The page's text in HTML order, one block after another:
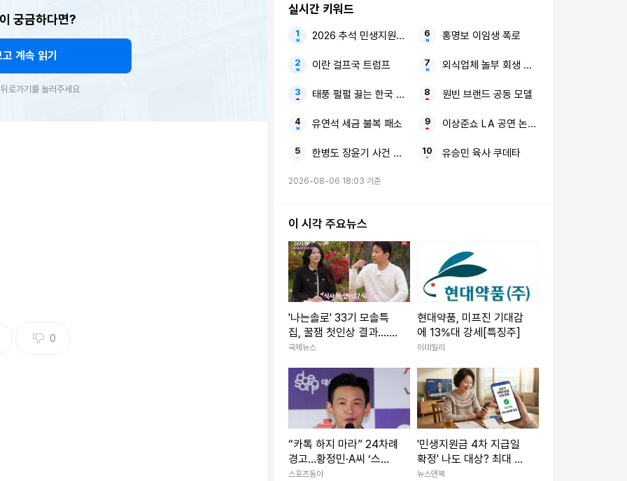
궁금하다면?
계속 읽기
로가기를 눌러주세요
0
실시간 키워드
2026 추석 민생지원금 최대 50만원 4차 지급일
이란 걸프국 트럼프
태풍 펄펄 끓는 한국 절망적인 소식
유연석 세금 불복 패소
한병도 장윤기 사건 경찰 수사
홍명보 이임생 폭로
외식업체 놀부 회생 신청 영업손실
원빈 브랜드 공동 모델
이상준쇼 LA 공연 논란 허위 사실은 법적 대
유승민 육사 쿠데타
2026-08-06 18:03 기준
이 시각 주요뉴스
'나는솔로' 33기 모솔특
집, 꿀잼 첫인상 결과....
몰표남 정체
국제뉴스
현대약품, 미프진 기대감
에 13%대 강세[특징주]
이데일리
“카톡 하지 마라” 24차례
경고…황정민·A씨 ‘스토
킹 의혹’ 두고 공방 전면
스포츠동아
'민생지원금 4차 지급일
확정' 나도 대상? 최대 1
인당 50만 원
뉴스앤북